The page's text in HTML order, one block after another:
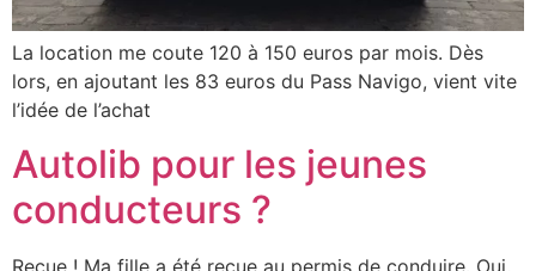
La location me coute 120 à 150 euros par mois. Dès
lors, en ajoutant les 83 euros du Pass Navigo, vient vite
l’idée de l’achat
Autolib pour les jeunes
conducteurs ?
Reçue ! Ma fille a été reçue au permis de conduire. Oui,